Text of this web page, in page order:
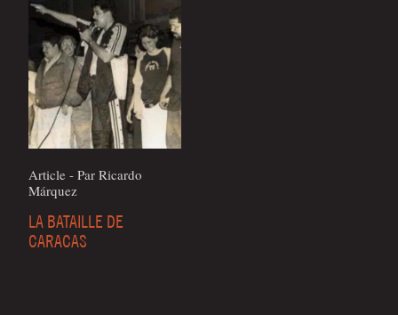
Article - Par Ricar­do
Márquez
LA BATAILLE DE
CARACAS